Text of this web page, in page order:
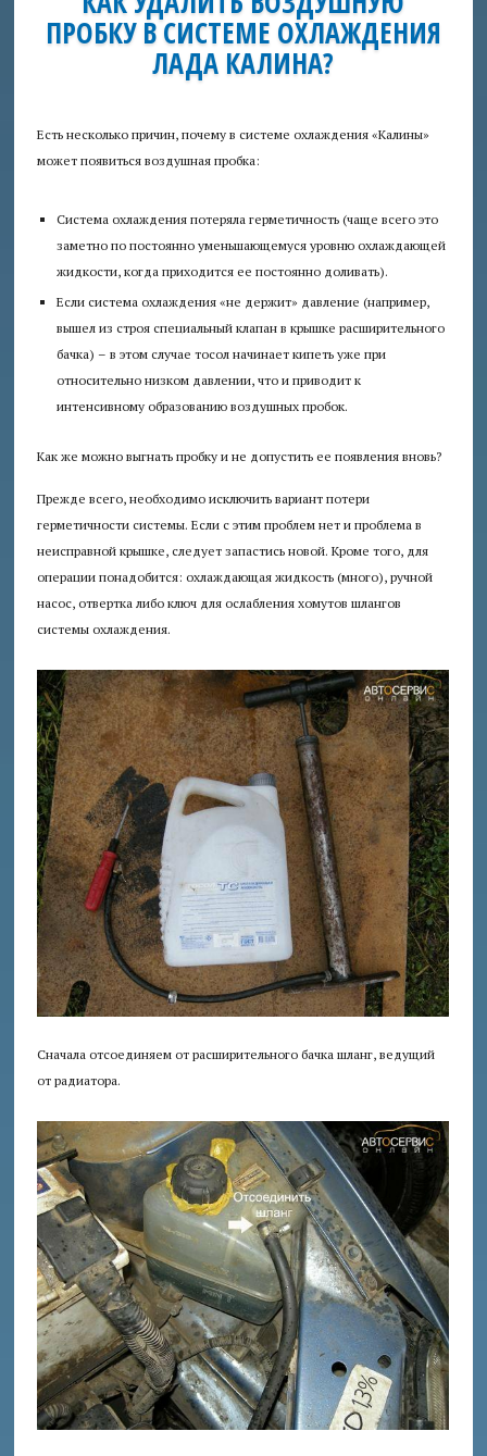
Аудит
безопасности
Консультация
авторов
Пробки
+
ПРОБКУ В СИСТЕМЕ ОХЛАЖДЕНИЯ
ЛАДА КАЛИНА?
Есть несколько причин, почему в системе охлаждения «Калины»
может появиться воздушная пробка:
Система охлаждения потеряла герметичность (чаще всего это
заметно по постоянно уменьшающемуся уровню охлаждающей
жидкости, когда приходится ее постоянно доливать).
Если система охлаждения «не держит» давление (например,
вышел из строя специальный клапан в крышке расширительного
бачка) – в этом случае тосол начинает кипеть уже при
относительно низком давлении, что и приводит к
интенсивному образованию воздушных пробок.
Как же можно выгнать пробку и не допустить ее появления вновь?
Прежде всего, необходимо исключить вариант потери
герметичности системы. Если с этим проблем нет и проблема в
неисправной крышке, следует запастись новой. Кроме того, для
операции понадобится: охлаждающая жидкость (много), ручной
насос, отвертка либо ключ для ослабления хомутов шлангов
системы охлаждения.
Сначала отсоединяем от расширительного бачка шланг, ведущий
от радиатора.